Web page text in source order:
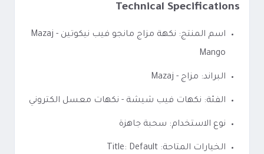
Technical Specifications
اسم المنتج: نكهة مزاج مانجو فيب نيكوتين - Mazaj
Mango
البراند: مزاج - Mazaj
الفئة: نكهات فيب شيشة - نكهات معسل الكتروني
نوع الاستخدام: سحبة جاهزة
الخيارات المتاحة: Title: Default